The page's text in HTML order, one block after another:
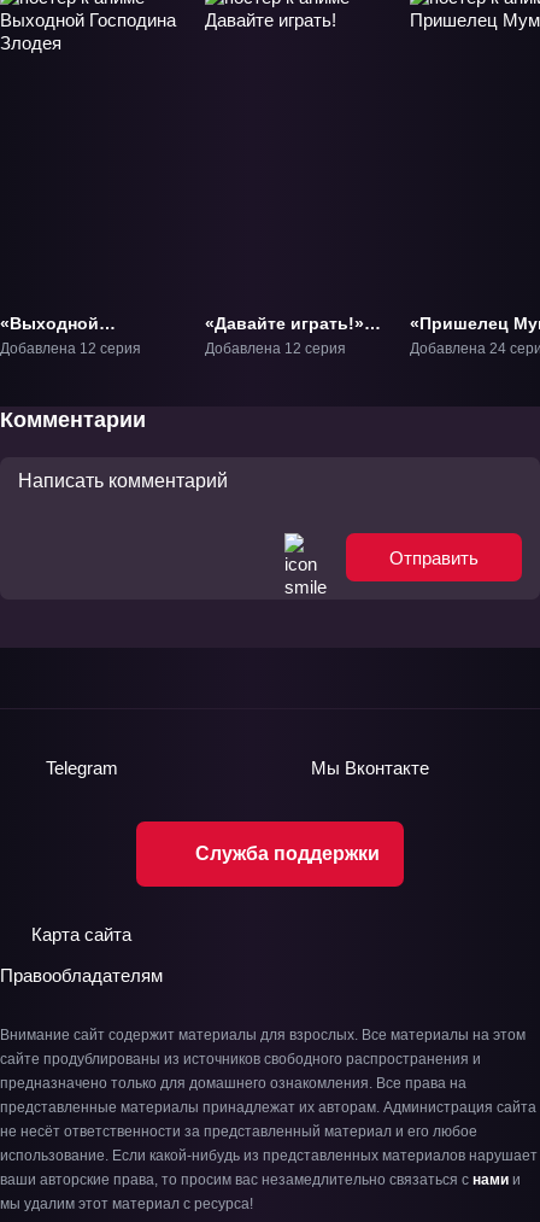
«Выходной
Господина Злодея»
Добавлена 12 серия
«Давайте играть!»
ТВ-1
Добавлена 12 серия
«Пришелец
ТВ-1
Добавлена 24
Комментарии
Отправить
Служба поддержки
Telegram Мы Вконтакте
Карта сайта
Правообладателям
Внимание сайт содержит материалы для взрослых. Все материалы на этом
сайте продублированы из источников свободного распространения и
предназначено только для домашнего ознакомления. Все права на
представленные материалы принадлежат их авторам. Администрация сайта
не несёт ответственности за представленный материал и его любое
использование. Если какой-нибудь из представленных материалов нарушает
ваши авторские права, то просим вас незамедлительно связаться с нами и
мы удалим этот материал с ресурса!